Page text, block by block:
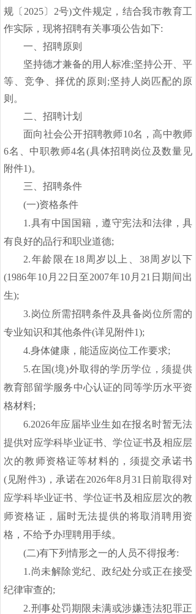
规〔2025〕2号)文件规定，结合我市教育工
作实际，现将招聘有关事项公告如下:
一、招聘原则
坚持德才兼备的用人标准;坚持公开、平
等、竞争、择优的原则 ;坚持人岗匹配的原
则。
二、招聘计划
面向社会公开招聘教师10名，高中教师
6名、中职教师4名(具体招聘岗位及数量见
附件1)。
三、 招聘条件
(一)资格条件
1.具有中国国籍，遵守宪法和法律，具
有良好的品行和职业道德;
2.年龄限在18周岁以上、38周岁以下
(1986年10 月 22 日至2007年10 月 21 日期间出
生);
3.岗位所需招聘条件及具备岗位所需的
专业知识和其他条件(详见附件1);
4.身体健康，能适应岗位工作要求;
5.在国(境)外取得的学历学位，须提供
教育部留学服务中心认证的同等学历水平资
格材料;
6.2026年应届毕业生如在报名时暂无法
提供对应学科毕业证书、学位证书及相应层
次的教师资格证等材料的，须提交承诺书
(见附件3)，承诺在2026年8月31日前取得对
应学科毕业证书、学位证书及相应层次的教
师资格证，届时无法提供的将取消聘用资
格，不给予办理聘用手续。
(二)有下列情形之一的人员不得报考:
1.尚未解除党纪、政纪处分或正在接受
纪律审查的;
2.刑事处罚期限未满或涉嫌违法犯罪正